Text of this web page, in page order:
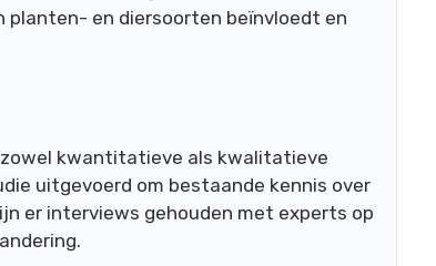
planten- en diersoorten beïnvloedt en
kwantitatieve als kwalitatieve
uitgevoerd om bestaande kennis over
er interviews gehouden met experts op